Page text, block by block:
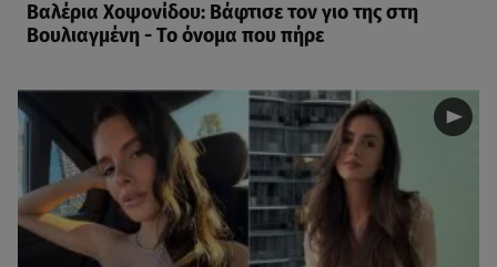
Βαλέρια Χοψονίδου: Βάφτισε τον γιο της στη
Βουλιαγμένη - Το όνομα που πήρε